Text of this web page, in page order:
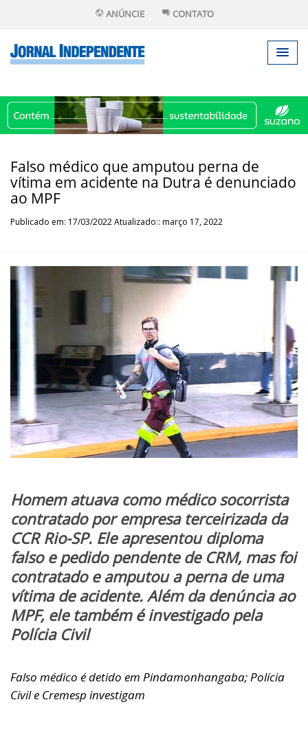
ANÚNCIE CONTATO
Falso médico que amputou perna de
vítima em acidente na Dutra é denunciado
ao MPF
Publicado em: 17/03/2022 Atualizado:: março 17, 2022
Homem atuava como médico socorrista
contratado por empresa terceirizada da
CCR Rio-SP. Ele apresentou diploma
falso e pedido pendente de CRM, mas foi
contratado e amputou a perna de uma
vítima de acidente. Além da denúncia ao
MPF, ele também é investigado pela
Polícia Civil
Falso médico é detido em Pindamonhangaba; Polícia
Civil e Cremesp investigam